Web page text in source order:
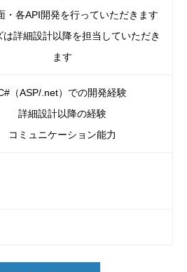
・各API開発を行っていただきます
は詳細設計以降を担当していただき
ます
（ASP/.net）での開発経験
詳細設計以降の経験
コミュニケーション能力